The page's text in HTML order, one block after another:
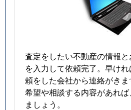
査定をしたい不動産の情報
を入力して依頼完了。早け
頼をした会社から連絡がきま
希望や相談する内容があれば
ましょう。